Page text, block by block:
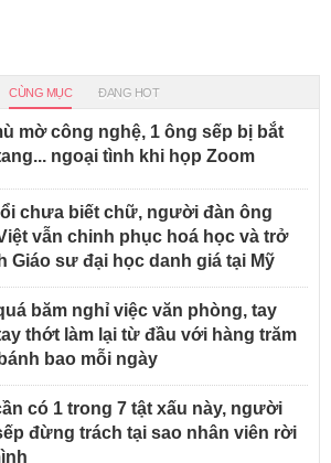
CÙNG MỤC ĐANG HOT
mờ công nghệ, 1 ông sếp bị bắt
ngoại tình khi họp Zoom
chưa biết chữ, người đàn ông
vẫn chinh phục hoá học và trở
Giáo sư đại học danh giá tại Mỹ
băm nghỉ việc văn phòng, tay
thớt làm lại từ đầu với hàng trăm
bao mỗi ngày
có 1 trong 7 tật xấu này, người
đừng trách tại sao nhân viên rời